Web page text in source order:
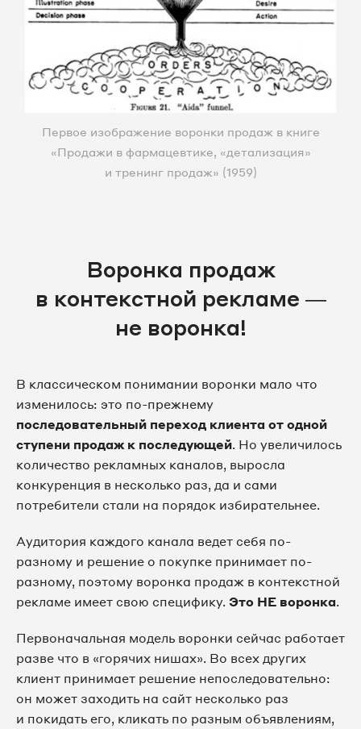
Первое изображение воронки продаж в книге
«Продажи в фармацевтике, «детализация»
и тренинг продаж» (1959)
Воронка продаж
в контекстной рекламе —
не воронка!
В классическом понимании воронки мало что
изменилось: это по-прежнему
последовательный переход клиента от одной
ступени продаж к последующей. Но увеличилось
количество рекламных каналов, выросла
конкуренция в несколько раз, да и сами
потребители стали на порядок избирательнее.
Аудитория каждого канала ведет себя по-
разному и решение о покупке принимает по-
разному, поэтому воронка продаж в контекстной
рекламе имеет свою специфику. Это НЕ воронка.
Первоначальная модель воронки сейчас работает
разве что в «горячих нишах». Во всех других
клиент принимает решение непоследовательно:
он может заходить на сайт несколько раз
и покидать его, кликать по разным объявлениям,